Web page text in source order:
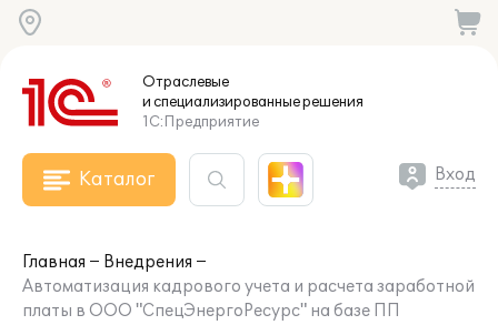
Отраслевые
и специализированныерешения
1С:Предприятие
Каталог Вход
Главная
Внедрения
Автоматизация кадрового учета и расчета заработной
платы в ООО "СпецЭнергоРесурс" на базе ПП